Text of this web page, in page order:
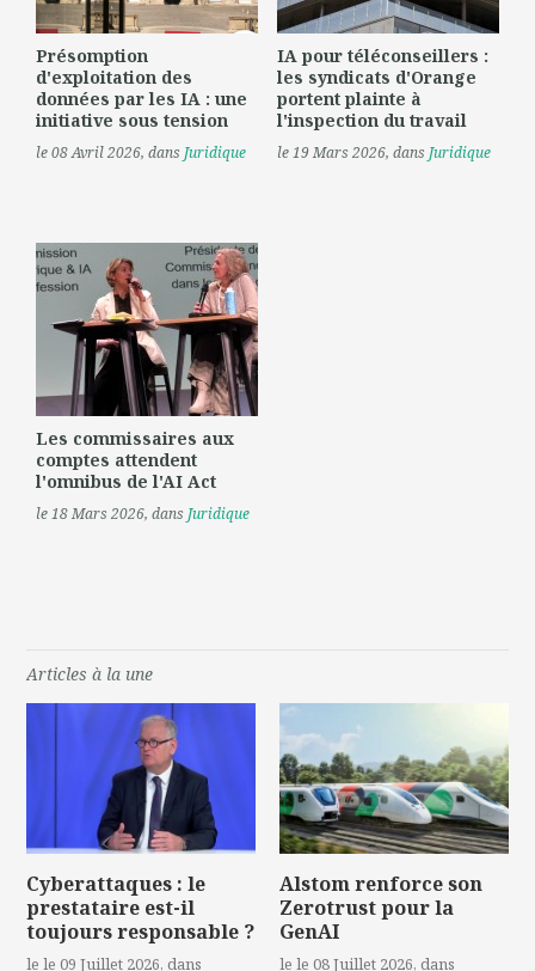
Présomption
d'exploitation des
données par les IA : une
initiative sous tension
le 08 Avril 2026, dans Juridique
IA pour téléconseillers :
les syndicats d'Orange
portent plainte à
l'inspection du travail
le 19 Mars 2026, dans Juridique
Les commissaires aux
comptes attendent
l'omnibus de l'AI Act
le 18 Mars 2026, dans Juridique
Articles à la une
Cyberattaques : le
prestataire est-il
toujours responsable ?
le le 09 Juillet 2026, dans
Alstom renforce son
Zerotrust pour la
GenAI
le le 08 Juillet 2026, dans